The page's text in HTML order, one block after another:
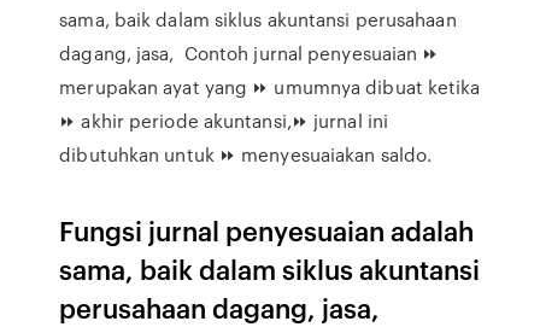
sama, baik dalam siklus akuntansi perusahaan
dagang, jasa, Contoh jurnal penyesuaian ⏩
merupakan ayat yang ⏩ umumnya dibuat ketika
⏩ akhir periode akuntansi,⏩ jurnal ini
dibutuhkan untuk ⏩ menyesuaiakan saldo.
Fungsi jurnal penyesuaian adalah
sama, baik dalam siklus akuntansi
perusahaan dagang, jasa,